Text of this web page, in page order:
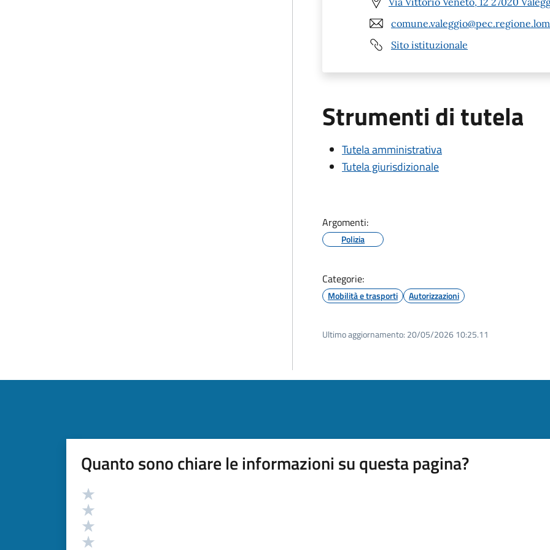
Sito istituzionale
Strumenti di tutela
Tutela amministrativa
Tutela giurisdizionale
Argomenti:
Polizia
Categorie:
Mobilità e trasporti Autorizzazioni
Ultimo aggiornamento: 20/05/2026 10:25.11
Quanto sono chiare le informazioni su questa pagina?
Valutazione